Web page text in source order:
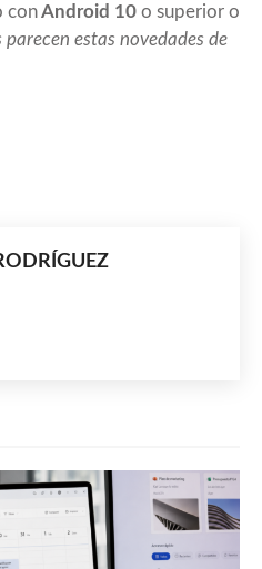
conAndroid 10 o superior o
parecen estas novedades de